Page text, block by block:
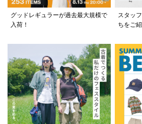
グッドレギュラーが過去最大規模で
入荷！
スタッ
ちをご紹